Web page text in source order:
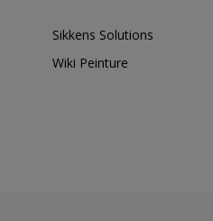
Sikkens Solutions
Wiki Peinture